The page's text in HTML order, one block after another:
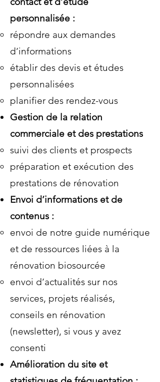
personnalisée :
répondre aux demandes
d’informations
établir des devis et études
personnalisées
planifier des rendez-vous
Gestion de la relation
commerciale et des prestations
suivi des clients et prospects
préparation et exécution des
prestations de rénovation
Envoi d’informations et de
contenus :
envoi de notre guide numérique
et de ressources liées à la
rénovation biosourcée
envoi d’actualités sur nos
services, projets réalisés,
conseils en rénovation
(newsletter), si vous y avez
consenti
Amélioration du site et